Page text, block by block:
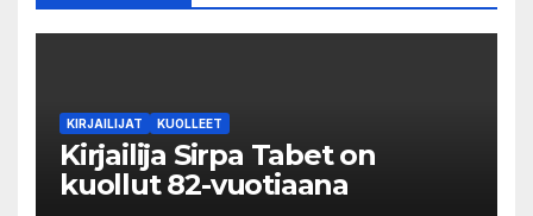
KIRJAILIJAT KUOLLEET
Kirjailija Sirpa Tabet on
kuollut 82-vuotiaana